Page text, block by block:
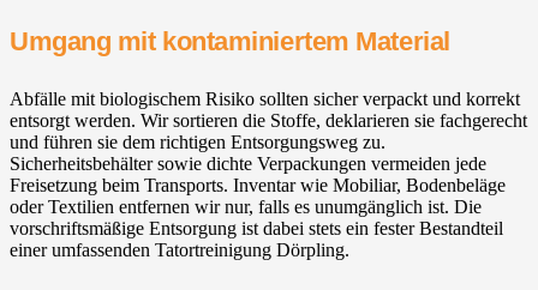
Umgang mit kontaminiertem Material
Abfälle mit biologischem Risiko sollten sicher verpackt und korrekt
entsorgt werden. Wir sortieren die Stoffe, deklarieren sie fachgerecht
und führen sie dem richtigen Entsorgungsweg zu.
Sicherheitsbehälter sowie dichte Verpackungen vermeiden jede
Freisetzung beim Transports. Inventar wie Mobiliar, Bodenbeläge
oder Textilien entfernen wir nur, falls es unumgänglich ist. Die
vorschriftsmäßige Entsorgung ist dabei stets ein fester Bestandteil
einer umfassenden Tatortreinigung Dörpling.